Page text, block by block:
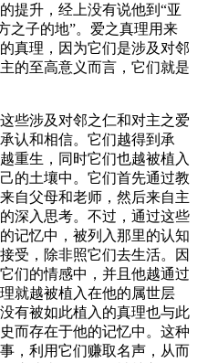
提升，经上没有说他到“亚
之子的地”。爱之真理用来
真理，因为它们是涉及对邻
的至高意义而言，它们就是
些涉及对邻之仁和对主之爱
认和相信。它们越得到承
重生，同时它们也越被植入
的土壤中。它们首先通过教
自父母和老师，然后来自主
深入思考。不过，通过这些
记忆中，被列入那里的认知
受，除非照它们去生活。因
们的情感中，并且他越通过
就越被植入在他的属世层
有被如此植入的真理也与此
而存在于他的记忆中。这种
，利用它们赚取名声，从而